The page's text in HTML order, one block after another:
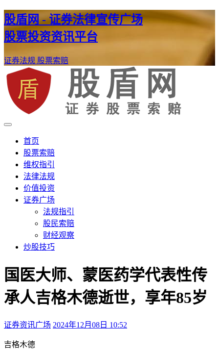
股盾网 - 证券法律宣传广场
股票投资资讯平台
证券法规 股票索赔
股盾网
证券股票维权网
首页
股票索赔
维权指引
法律法规
价值投资
证券广场
法规指引
股民索赔
财经观察
炒股技巧
国医大师、蒙医药学代表性传
承人吉格木德逝世，享年85岁
证券资讯广场 2024年12月08日 10:52
吉格木德